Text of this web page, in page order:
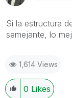
Si la estructura
semejante, lo
1,614 Views
0 Likes